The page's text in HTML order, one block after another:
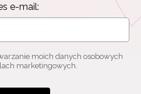
e-mail:
moich danych osobowych
marketingowych.